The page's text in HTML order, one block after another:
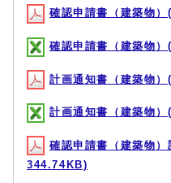
確認申請書（建築物
確認申請書（建築物
計画通知書（建築物
計画通知書（建築物
確認申請書（建築物
344.74KB)